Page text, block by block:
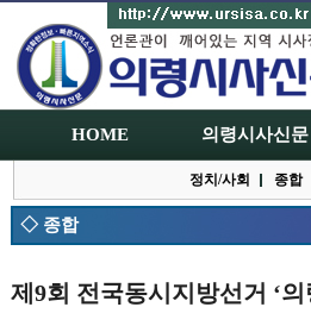
HOME 의령시사신문
정치/사회 종합
◇ 종합
제9회 전국동시지방선거 ‘의